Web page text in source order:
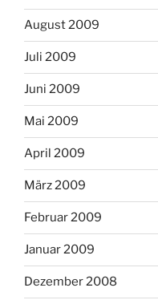
August 2009
Juli 2009
Juni 2009
Mai 2009
April 2009
März 2009
Februar 2009
Januar 2009
Dezember 2008